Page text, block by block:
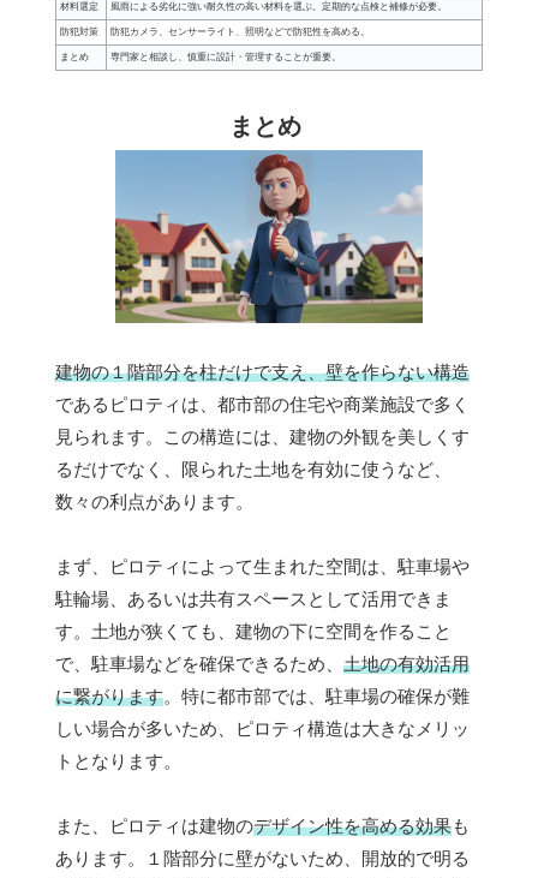
材料選定 風雨による劣化に強い耐久性の高い材料を選ぶ。定期的な点検と補修が必要。
防犯対策 防犯カメラ、センサーライト、照明などで防犯性を高める。
まとめ 専門家と相談し、慎重に設計・管理することが重要。
まとめ
建物の１階部分を柱だけで支え、壁を作らない構造
であるピロティは、都市部の住宅や商業施設で多く
見られます。この構造には、建物の外観を美しくす
るだけでなく、限られた土地を有効に使うなど、
数々の利点があります。
まず、ピロティによって生まれた空間は、駐車場や
駐輪場、あるいは共有スペースとして活用できま
す。土地が狭くても、建物の下に空間を作ること
で、駐車場などを確保できるため、 土地の有効活用
に繋がります。特に都市部では、駐車場の確保が難
しい場合が多いため、ピロティ構造は大きなメリッ
トとなります。
また、ピロティは建物のデザイン性を高める効果も
あります。１階部分に壁がないため、開放的で明る